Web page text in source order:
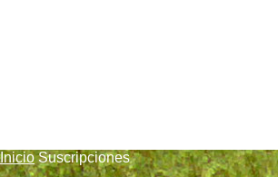
Inicio Suscripciones